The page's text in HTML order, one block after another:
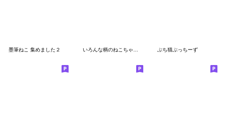
墨筆ねこ 集めました２ ぶち猫ぶっちーず